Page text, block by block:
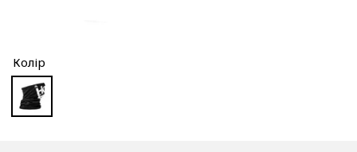
Колір